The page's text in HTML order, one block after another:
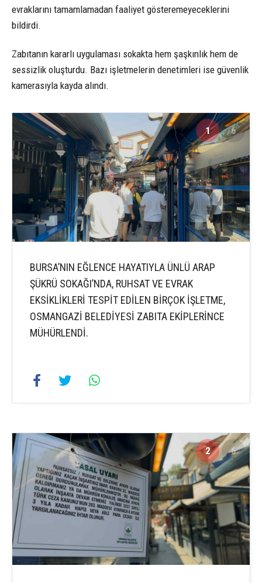
evraklarını tamamlamadan faaliyet gösteremeyeceklerini
bildirdi.
Zabıtanın kararlı uygulaması sokakta hem şaşkınlık hem de
sessizlik oluşturdu. Bazı işletmelerin denetimleri ise güvenlik
kamerasıyla kayda alındı.
1 6
BURSA’NIN EĞLENCE HAYATIYLA ÜNLÜ ARAP
ŞÜKRÜ SOKAĞI’NDA, RUHSAT VE EVRAK
EKSİKLİKLERİ TESPİT EDİLEN BİRÇOK İŞLETME,
OSMANGAZİ BELEDİYESİ ZABITA EKİPLERİNCE
MÜHÜRLENDİ.
2 6